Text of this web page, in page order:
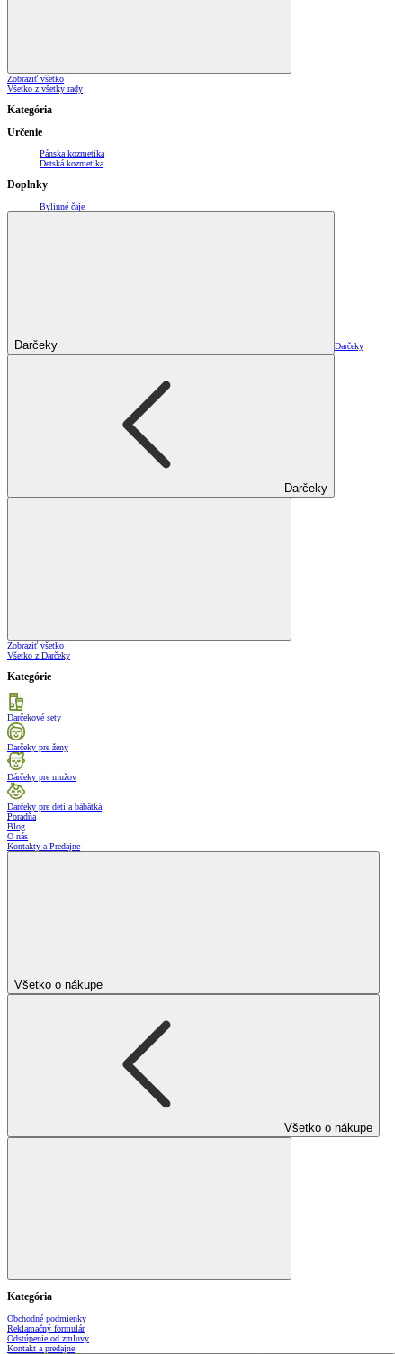
Zobraziť všetko
Všetko z všetky rady
Kategória
Určenie
Pánska kozmetika
Detská kozmetika
Doplnky
Bylinné čaje
Darčeky Darčeky
Darčeky
Zobraziť všetko
Všetko z Darčeky
Kategórie
Darčekové sety
Darčeky pre ženy
Dárčeky pre mužov
Darčeky pre deti a bábätká
Poradňa
Blog
O nás
Kontakty a Predajne
Všetko o nákupe
Všetko o nákupe
Kategória
Obchodné podmienky
Reklamačný formulár
Odstúpenie od zmluvy
Kontakt a predajne